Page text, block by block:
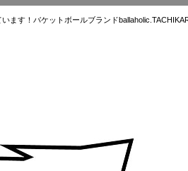
バケットボールブランド